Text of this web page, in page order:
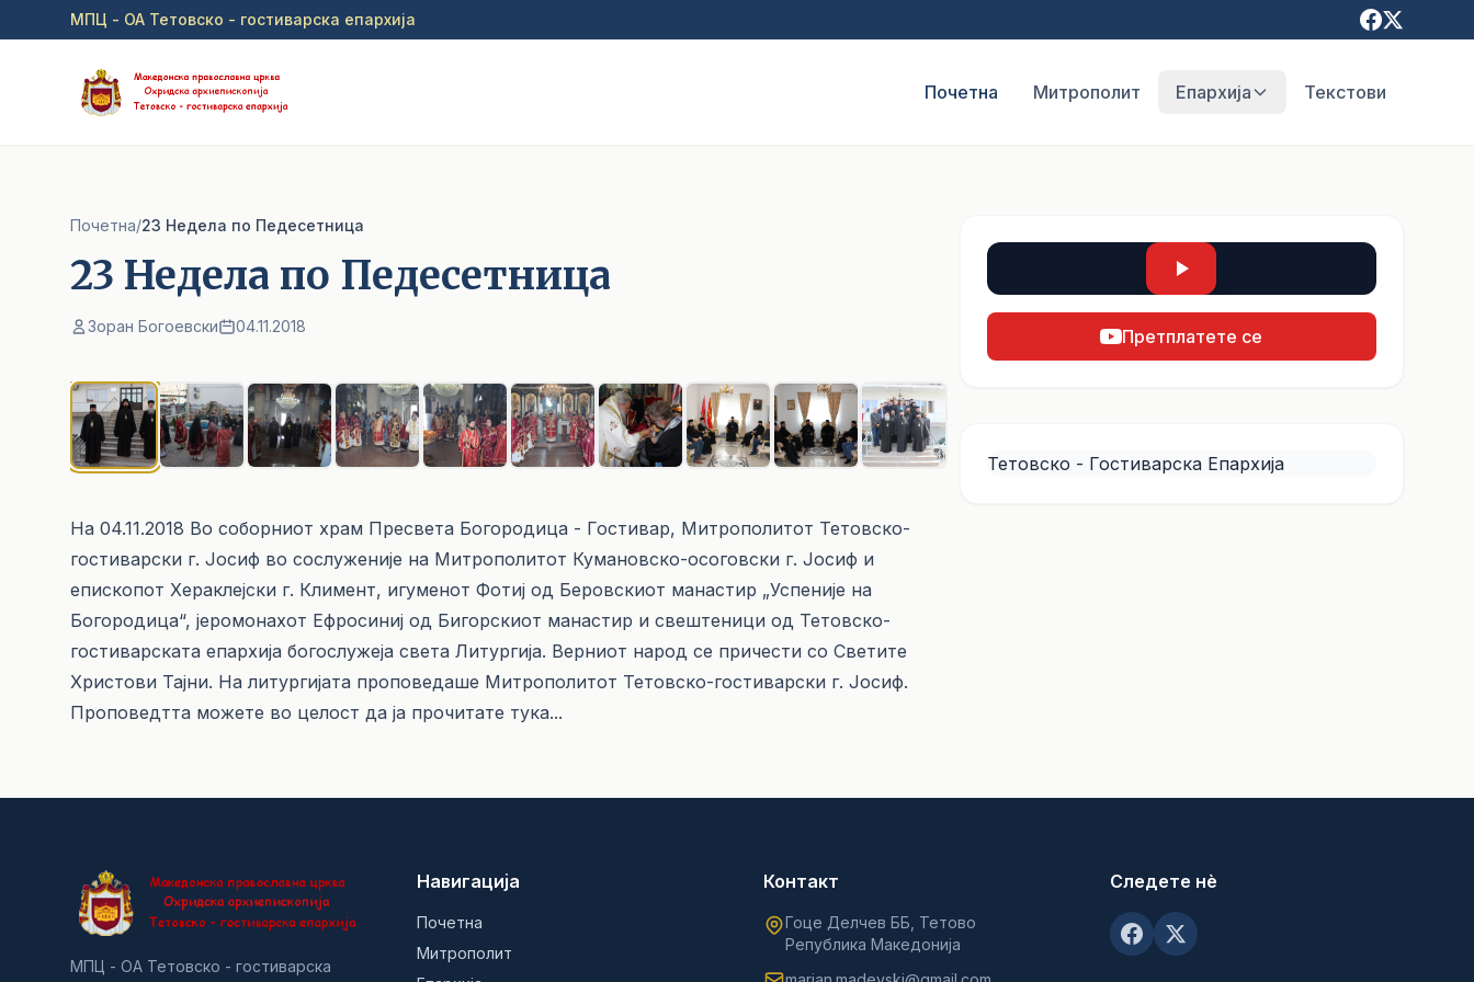
Прејди на главна содржина
МПЦ - ОА Тетовско - гостиварска епархија
Почетна Митрополит Епархија Текстови
Почетна/23 Недела по Педесетница
23 Недела по Педесетница
Зоран Богоевски 04.11.2018
На 04.11.2018 Во соборниот храм Пресвета Богородица - Гостивар, Митрополитот Тетовско-
гостиварски г. Јосиф во сослуженије на Митрополитот Кумановско-осоговски г. Јосиф и
епископот Хераклејски г. Климент, игуменот Фотиј од Беровскиот манастир „Успеније на
Богородица“, јеромонахот Ефросиниј од Бигорскиот манастир и свештеници од Тетовско-
гостиварската епархија богослужеја света Литургија. Верниот народ се причести со Светите
Христови Тајни. На литургијата проповедаше Митрополитот Тетовско-гостиварски г. Јосиф.
Проповедтта можете во целост да ја прочитате тука...
Претплатете се
Тетовско - Гостиварска Епархија
МПЦ - ОА Тетовско - гостиварска
Навигација
Почетна
Митрополит
Контакт
Гоце Делчев ББ, Тетово
Република Македонија
Следете нè